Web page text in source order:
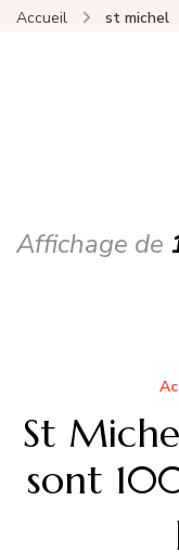
Accueil st michel
Affichage de
St
sont